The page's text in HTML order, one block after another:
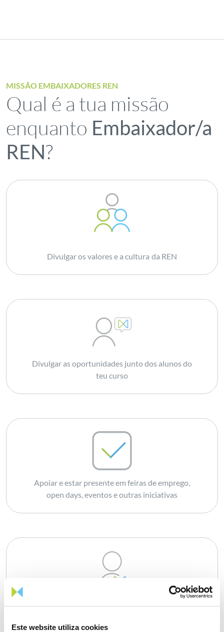
Este website utiliza cookies
MISSÃO EMBAIXADORES REN
Qual é a tua missão
enquanto Embaixador/a
REN?
Divulgar os valores e a cultura da REN
Divulgar as oportunidades junto dos alunos do
teu curso
Apoiar e estar presente em feiras de emprego,
open days, eventos e outras iniciativas